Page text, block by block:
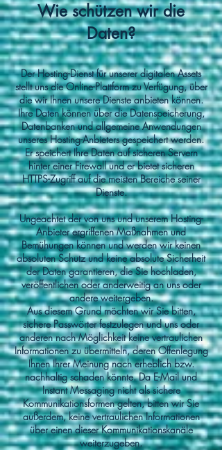
Wie schützen wir die
Daten?
Der Hosting-Dienst für unserer digitalen Assets
stellt uns die Online-Plattform zu Verfügung, über
die wir Ihnen unsere Dienste anbieten können.
Ihre Daten können über die Datenspeicherung,
Datenbanken und allgemeine Anwendungen
unseres Hosting-Anbieters gespeichert werden.
Er speichert Ihre Daten auf sicheren Servern
hinter einer Firewall und er bietet sicheren
HTTPS-Zugriff auf die meisten Bereiche seiner
Dienste.
Ungeachtet der von uns und unserem Hosting-
Anbieter ergriffenen Maßnahmen und
Bemühungen können und werden wir keinen
absoluten Schutz und keine absolute Sicherheit
der Daten garantieren, die Sie hochladen,
veröffentlichen oder anderweitig an uns oder
andere weitergeben.
Aus diesem Grund möchten wir Sie bitten,
sichere Passwörter festzulegen und uns oder
anderen nach Möglichkeit keine vertraulichen
Informationen zu übermitteln, deren Offenlegung
Ihnen Ihrer Meinung nach erheblich bzw.
nachhaltig schaden könnte. Da E-Mail und
Instant Messaging nicht als sichere
Kommunikationsformen gelten, bitten wir Sie
außerdem, keine vertraulichen Informationen
über einen dieser Kommunikationskanäle
weiterzugeben.